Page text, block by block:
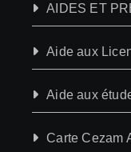
AIDES ET
Aide aux
Aide aux
Carte Cezam